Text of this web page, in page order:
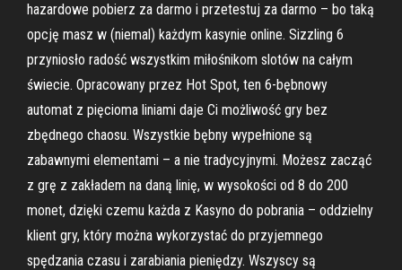
hazardowe pobierz za darmo i przetestuj za darmo – bo taką
opcję masz w (niemal) każdym kasynie online. Sizzling 6
przyniosło radość wszystkim miłośnikom slotów na całym
świecie. Opracowany przez Hot Spot, ten 6-bębnowy
automat z pięcioma liniami daje Ci możliwość gry bez
zbędnego chaosu. Wszystkie bębny wypełnione są
zabawnymi elementami – a nie tradycyjnymi. Możesz zacząć
z grę z zakładem na daną linię, w wysokości od 8 do 200
monet, dzięki czemu każda z Kasyno do pobrania – oddzielny
klient gry, który można wykorzystać do przyjemnego
spędzania czasu i zarabiania pieniędzy. Wszyscy są